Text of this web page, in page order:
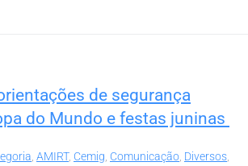
de segurança
do Mundo e festas juninas
, AMIRT, Cemig, Comunicação, Diversos,